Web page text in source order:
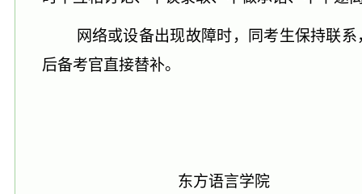
网络或设备出现故障时，同考生保持联
后备考官直接替补。
东方语言学院